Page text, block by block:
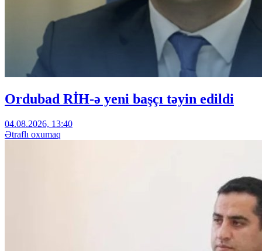
Ordubad RİH-ə yeni başçı təyin edildi
04.08.2026, 13:40
Ətraflı oxumaq